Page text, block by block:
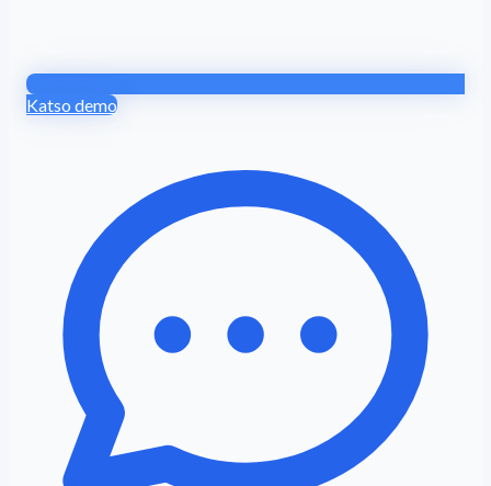
Katso demo